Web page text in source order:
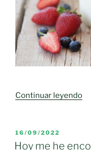
Continuar leyendo
de
PUBLICADO
EL
16/09/2022
Hoy me he